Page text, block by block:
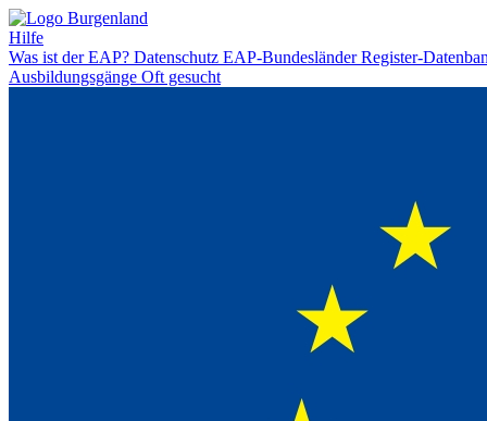
Hilfe
Was ist der EAP? Datenschutz EAP-BundesländerRegister-
Ausbildungsgänge Oft gesucht